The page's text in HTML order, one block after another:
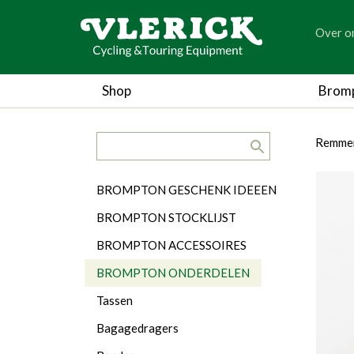
Over
Shop
Categorieën
BROMPTON GESCHENK IDEEEN
BROMPTON STOCKLIJST
BROMPTON ACCESSOIRES
BROMPTON ONDERDELEN
Tassen
Bagagedragers